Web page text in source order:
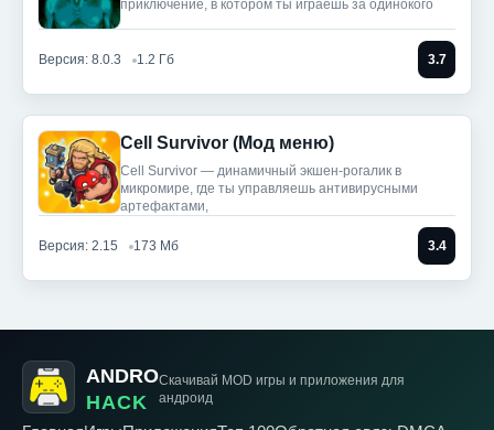
приключение, в котором ты играешь за одинокого
Версия: 8.0.3 1.2 Гб 3.7
Cell Survivor (Мод меню)
Cell Survivor — динамичный экшен-рогалик в
микромире, где ты управляешь антивирусными
артефактами,
Версия: 2.15 173 Мб 3.4
ANDRO
HACK
Скачивай MOD игры и приложения для
андроид